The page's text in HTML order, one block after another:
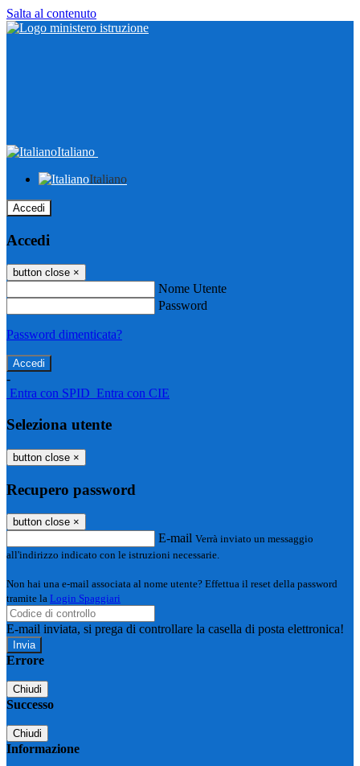
Salta al contenuto
Italiano
Italiano
Accedi
Accedi
button close ×
Nome Utente
Password
Password dimenticata?
-
Entra con SPID Entra con CIE
Seleziona utente
button close ×
Recupero password
button close ×
E-mail Verrà inviato un messaggio
all'indirizzo indicato con le istruzioni necessarie.
Non hai una e-mail associata al nome utente? Effettua il reset della password
tramite la Login Spaggiari
E-mail inviata, si prega di controllare la casella di posta elettronica!
Errore
Chiudi
Successo
Chiudi
Informazione